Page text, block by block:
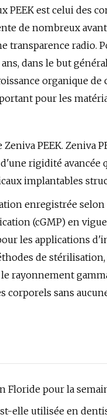
est celui des
de nombreux
radio.
dans le but
organique
pour les
PEEK. Zeniva
rigidité
implantables
enregistrée selon
(cGMP) en
les applications
de
rayonnement
corporels sans
Floride pour la
elle utilisée en